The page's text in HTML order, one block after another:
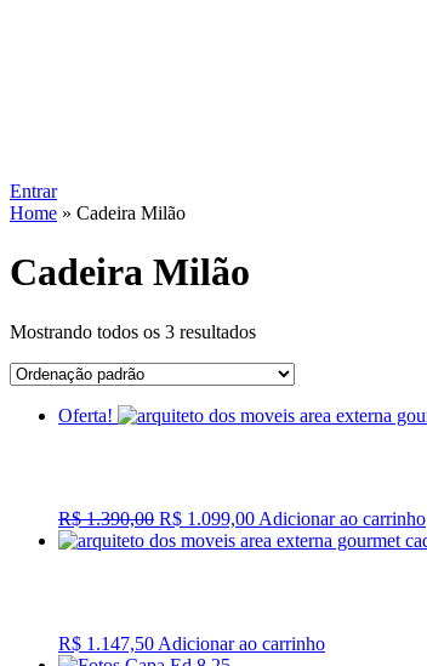
Entrar
Home » Cadeira Milão
Cadeira Milão
Mostrando todos os 3 resultados
Oferta!
R$1.390,00 O
preço
R$ 1.099,00O
preço
Adicionar ao carrinho
R$ 1.147,50 Adicionar ao carrinho